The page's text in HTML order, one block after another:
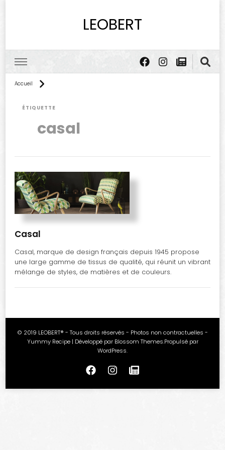
LEOBERT
Accueil
ÉTIQUETTE
casal
Casal
Casal, marque de design français depuis 1945 propose
une large gamme de tissus de qualité, qui réunit un vibrant
mélange de styles, de matières et de couleurs.
© 2019 LEOBERT® - Tous droits réservés - Photos non contractuelles -
Yummy Recipe | Développé par Blossom Themes.Propulsé par
WordPress.